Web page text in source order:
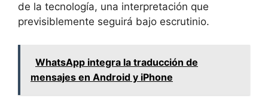
de la tecnología, una interpretación que
previsiblemente seguirá bajo escrutinio.
WhatsApp integra la traducción de
mensajes en Android y iPhone